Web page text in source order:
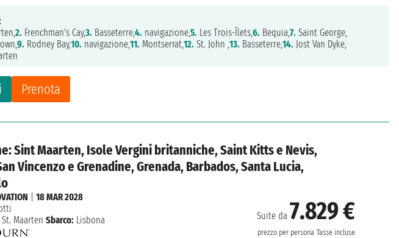
Prenota
2. Frenchman's Cay,3. Basseterre,4. navigazione,5. Les Trois-Îlets,6. Bequia,7. Saint George,
9. Rodney Bay,10. navigazione,11. Montserrat,12. St. John ,13. Basseterre,14. Jost Van Dyke,
Sint Maarten, Isole Vergini britanniche, Saint Kitts e Nevis,
Vincenzo e Grenadine, Grenada, Barbados, Santa Lucia,
Suite da 7.829 €
prezzo per persona Tasse incluse
|18 MAR 2028
St. Maarten Sbarco: Lisbona